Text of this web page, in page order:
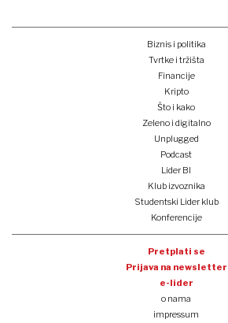
Biznis i politika
Tvrtke i tržišta
Financije
Kripto
Što i kako
Zeleno i digitalno
Unplugged
Podcast
Lider BI
Klub izvoznika
Studentski Lider klub
Konferencije
Pretplati se
Prijava na newsletter
e-lider
o nama
impressum